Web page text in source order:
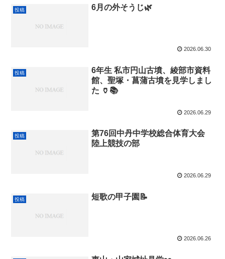
投稿 6月の外そうじ🌿
2026.06.30
投稿
6年生 私市円山古墳、綾部市資料
館、聖塚・菖蒲古墳を見学しまし
た 🏺📚
2026.06.29
投稿
第76回中丹中学校総合体育大会
陸上競技の部
2026.06.29
投稿 短歌の甲子園📝
2026.06.26